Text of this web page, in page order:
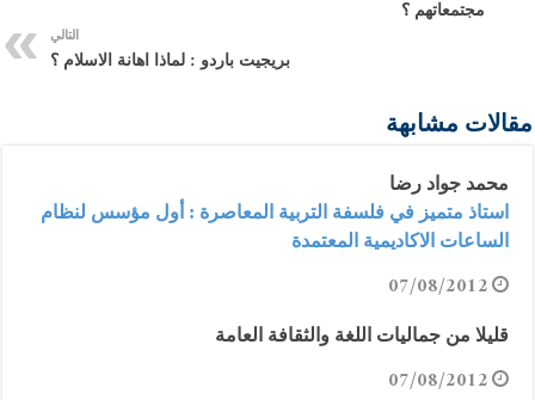
مجتمعاتهم ؟
التالي
بريجيت باردو : لماذا اهانة الاسلام ؟
مقالات مشابهة
محمد جواد رضا
استاذ متميز في فلسفة التربية المعاصرة : أول مؤسس لنظام
الساعات الاكاديمية المعتمدة
07/08/2012
قليلا من جماليات اللغة والثقافة العامة
07/08/2012